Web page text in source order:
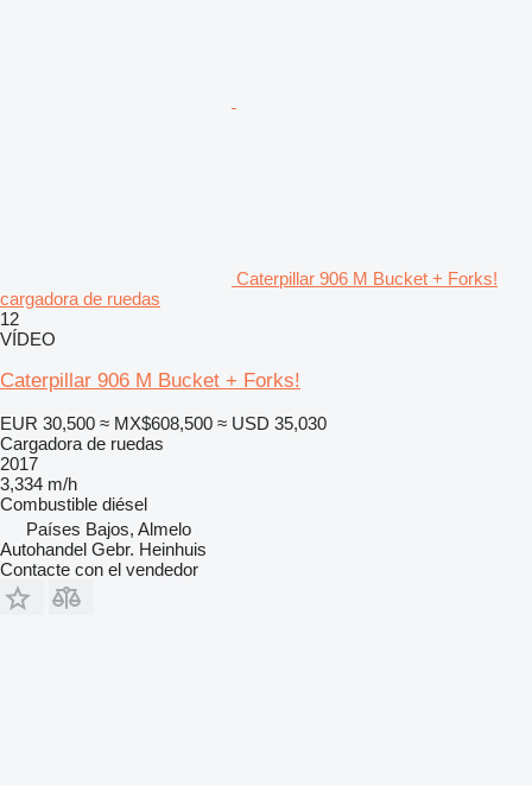
Caterpillar 906 M Bucket + Forks!
cargadora de ruedas
12
VÍDEO
Caterpillar 906 M Bucket + Forks!
EUR 30,500 ≈ MX$608,500 ≈ USD 35,030
Cargadora de ruedas
2017
3,334 m/h
Combustible diésel
Países Bajos, Almelo
Autohandel Gebr. Heinhuis
Contacte con el vendedor